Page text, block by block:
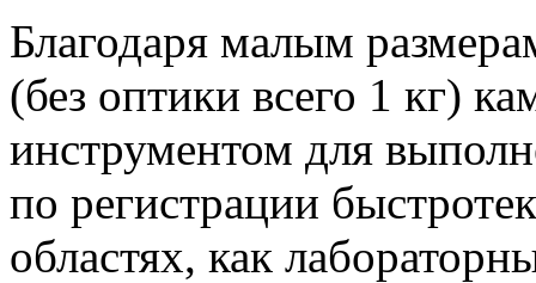
Благодаря малым
(без оптики всего 1 кг)
инструментом для
по регистрации
областях, как